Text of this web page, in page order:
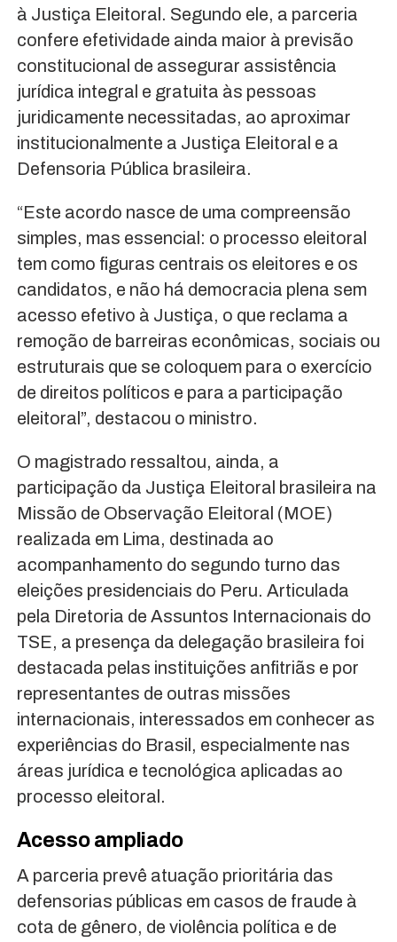
à Justiça Eleitoral. Segundo ele, a parceria
confere efetividade ainda maior à previsão
constitucional de assegurar assistência
jurídica integral e gratuita às pessoas
juridicamente necessitadas, ao aproximar
institucionalmente a Justiça Eleitoral e a
Defensoria Pública brasileira.
“Este acordo nasce de uma compreensão
simples, mas essencial: o processo eleitoral
tem como figuras centrais os eleitores e os
candidatos, e não há democracia plena sem
acesso efetivo à Justiça, o que reclama a
remoção de barreiras econômicas, sociais ou
estruturais que se coloquem para o exercício
de direitos políticos e para a participação
eleitoral”, destacou o ministro.
O magistrado ressaltou, ainda, a
participação da Justiça Eleitoral brasileira na
Missão de Observação Eleitoral (MOE)
realizada em Lima, destinada ao
acompanhamento do segundo turno das
eleições presidenciais do Peru. Articulada
pela Diretoria de Assuntos Internacionais do
TSE, a presença da delegação brasileira foi
destacada pelas instituições anfitriãs e por
representantes de outras missões
internacionais, interessados em conhecer as
experiências do Brasil, especialmente nas
áreas jurídica e tecnológica aplicadas ao
processo eleitoral.
Acesso ampliado
A parceria prevê atuação prioritária das
defensorias públicas em casos de fraude à
cota de gênero, de violência política e de